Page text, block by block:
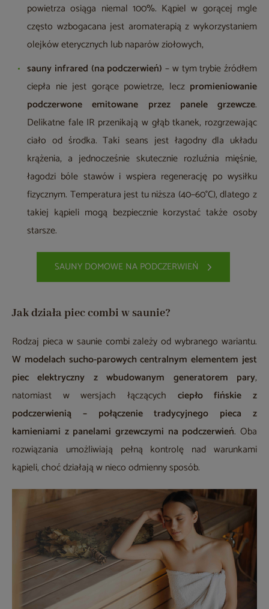
powietrza osiąga niemal 100%. Kąpiel w gorącej mgle
często wzbogacana jest aromaterapią z wykorzystaniem
olejków eterycznych lub naparów ziołowych,
sauny infrared (na podczerwień) – w tym trybie źródłem
ciepła nie jest gorące powietrze, lecz promieniowanie
podczerwone emitowane przez panele grzewcze.
Delikatne fale IR przenikają w głąb tkanek, rozgrzewając
ciało od środka. Taki seans jest łagodny dla układu
krążenia, a jednocześnie skutecznie rozluźnia mięśnie,
łagodzi bóle stawów i wspiera regenerację po wysiłku
fizycznym. Temperatura jest tu niższa (40–60°C), dlatego z
takiej kąpieli mogą bezpiecznie korzystać także osoby
starsze.
SAUNY DOMOWE NA PODCZERWIEŃ
Jak działa piec combi w saunie?
Rodzaj pieca w saunie combi zależy od wybranego wariantu.
W modelach sucho-parowych centralnym elementem jest
piec elektryczny z wbudowanym generatorem pary,
natomiast w wersjach łączących ciepło fińskie z
podczerwienią – połączenie tradycyjnego pieca z
kamieniami z panelami grzewczymi na podczerwień. Oba
rozwiązania umożliwiają pełną kontrolę nad warunkami
kąpieli, choć działają w nieco odmienny sposób.